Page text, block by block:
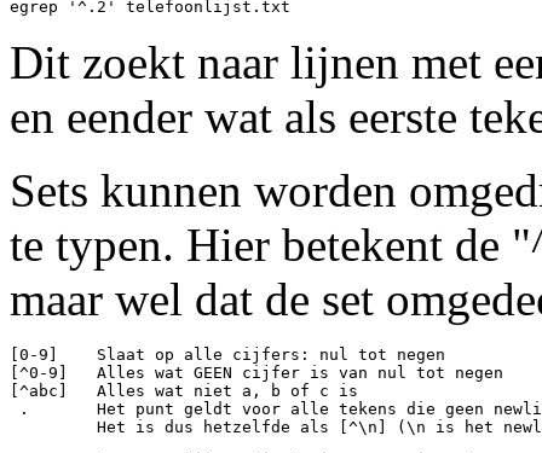
Dit zoekt naar lijnen met
en eender wat als eerste
Sets kunnen worden
te typen. Hier betekent de
maar wel dat de set
[0-9]    Slaat op alle cijfers: nul tot negen
[^0-9]   Alles wat GEEN cijfer is van nul tot negen
[^abc]   Alles wat niet a, b of c is
.       Het punt geldt voor alle tekens die geen
Het is dus hetzelfde als [^\n] (\n is het